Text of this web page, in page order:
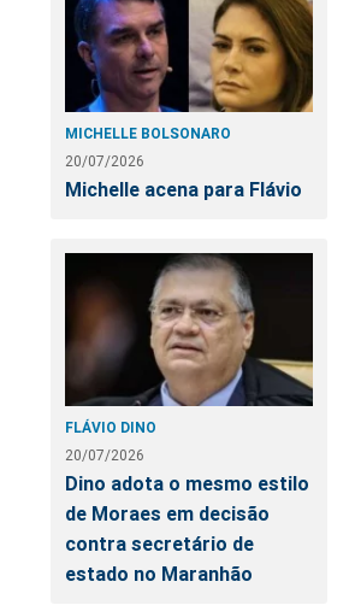
MICHELLE BOLSONARO
20/07/2026
Michelle acena para Flávio
FLÁVIO DINO
20/07/2026
Dino adota o mesmo estilo
de Moraes em decisão
contra secretário de
estado no Maranhão